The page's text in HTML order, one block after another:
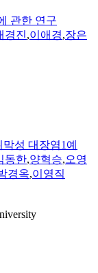
관한 연구
경진,이애경,장은
성 대장염1예
동한,양혁승,오영
경옥,이영직